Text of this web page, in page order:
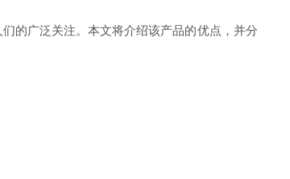
的广泛关注。本文将介绍该产品的优点，并分